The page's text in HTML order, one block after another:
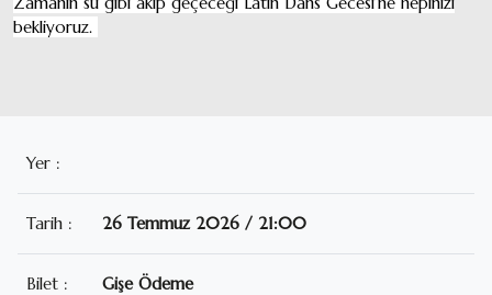
bekliyoruz.
Yer :
Tarih : 26 Temmuz 2026 / 21:00
Bilet : Gişe Ödeme